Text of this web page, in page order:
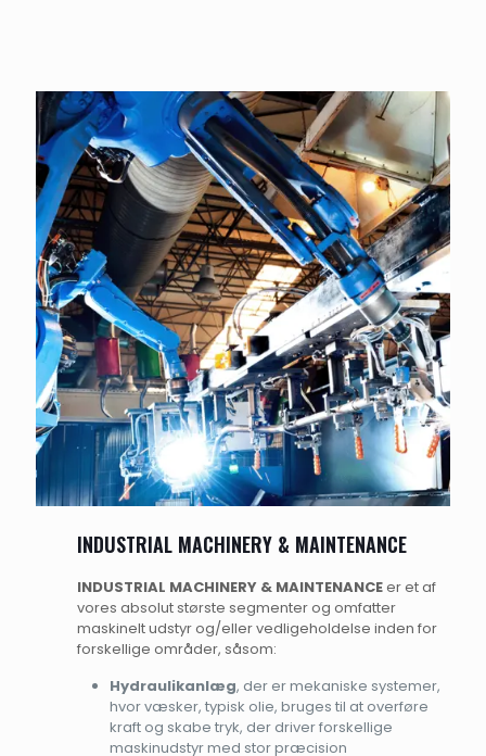
INDUSTRIAL MACHINERY & MAINTENANCE
INDUSTRIAL MACHINERY & MAINTENANCEer et af
vores absolut største segmenter og omfatter
maskinelt udstyr og/eller vedligeholdelse inden for
forskellige områder, såsom:
Hydraulikanlæg, der er mekaniske systemer,
hvor væsker, typisk olie, bruges til at overføre
kraft og skabe tryk, der driver forskellige
maskinudstyr med stor præcision